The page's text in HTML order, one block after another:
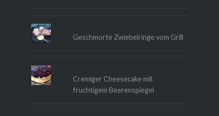
Geschmorte Zwiebelringe vom Grill
Cremiger Cheesecake mit
fruchtigem Beerenspiegel